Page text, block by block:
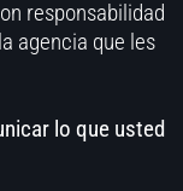
responsabilidad
agencia que les
lo que usted